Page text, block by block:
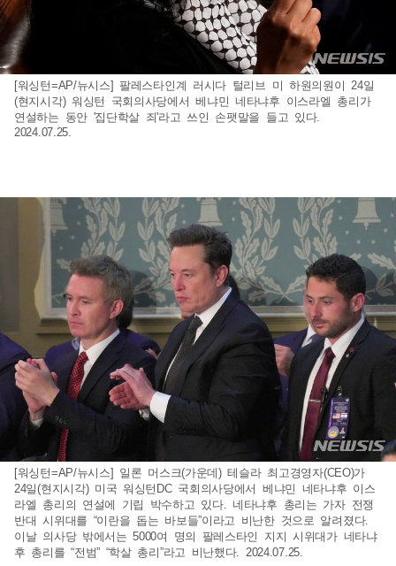
[워싱턴=AP/뉴시스] 팔레스타인계 러시다 털리브 미 하원의원이 24일
(현지시각) 워싱턴 국회의사당에서 베냐민 네타냐후 이스라엘 총리가
연설하는 동안 '집단학살 죄'라고 쓰인 손팻말을 들고 있다.
2024.07.25.
[워싱턴=AP/뉴시스] 일론 머스크(가운데) 테슬라 최고경영자(CEO)가
24일(현지시각) 미국 워싱턴DC 국회의사당에서 베냐민 네타냐후 이스
라엘 총리의 연설에 기립 박수하고 있다. 네타냐후 총리는 가자 전쟁
반대 시위대를 “이란을 돕는 바보들”이라고 비난한 것으로 알려졌다.
이날 의사당 밖에서는 5000여 명의 팔레스타인 지지 시위대가 네타냐
후 총리를 “전범” “학살 총리”라고 비난했다. 2024.07.25.